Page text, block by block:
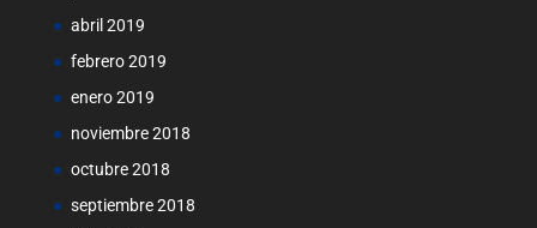
abril 2019
febrero 2019
enero 2019
noviembre 2018
octubre 2018
septiembre 2018